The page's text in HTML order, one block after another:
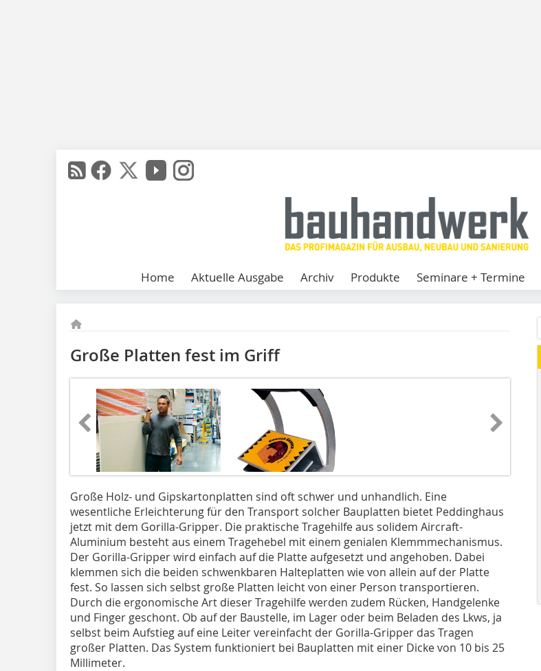
Home Aktuelle Ausgabe Archiv Produkte Seminare + Termine
Große Platten fest im Griff
Große Holz- und Gipskartonplatten sind oft schwer und unhandlich. Eine
wesentliche Erleichterung für den Transport solcher Bauplatten bietet Peddinghaus
jetzt mit dem Gorilla-Gripper. Die praktische Tragehilfe aus solidem Aircraft-
Aluminium besteht aus einem Tragehebel mit einem genialen Klemmmechanismus.
Der Gorilla-Gripper wird einfach auf die Platte aufgesetzt und angehoben. Dabei
klemmen sich die beiden schwenkbaren Halteplatten wie von allein auf der Platte
fest. So lassen sich selbst große Platten leicht von einer Person transportieren.
Durch die ergonomische Art dieser Tragehilfe werden zudem Rücken, Handgelenke
und Finger geschont. Ob auf der Baustelle, im Lager oder beim Beladen des Lkws, ja
selbst beim Aufstieg auf eine Leiter vereinfacht der Gorilla-Gripper das Tragen
großer Platten. Das System funktioniert bei Bauplatten mit einer Dicke von 10 bis 25
Millimeter.